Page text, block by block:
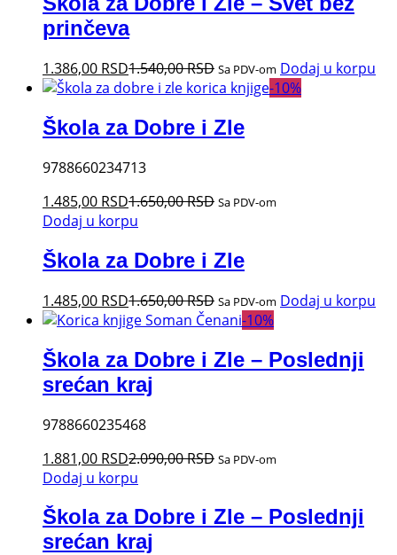
prinčeva
1.386,00 RSD1.540,00RSD Sa PDV-om Dodaj u korpu
-10%
Škola za Dobre i Zle
9788660234713
1.485,00 RSD1.650,00RSD Sa PDV-om
Dodaj u korpu
Škola za Dobre i Zle
1.485,00 RSD1.650,00RSD Sa PDV-om Dodaj u korpu
-10%
Škola za Dobre i Zle – Poslednji
srećan kraj
9788660235468
1.881,00 RSD2.090,00RSD Sa PDV-om
Dodaj u korpu
Škola za Dobre i Zle – Poslednji
srećan kraj